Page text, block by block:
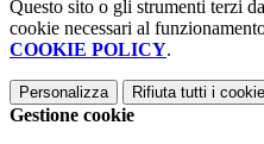
Questo sito o gli strumenti terzi
cookie necessari al
COOKIE POLICY.
Personalizza Rifiuta tutti i
Gestione cookie